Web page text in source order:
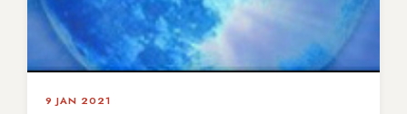
9 JAN 2021